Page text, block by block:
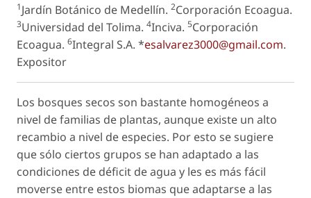
1Jardín Botánico de Medellín. 2Corporación Ecoagua.
3Universidad del Tolima. 4Inciva. 5Corporación
Ecoagua. 6Integral S.A. *esalvarez3000@gmail.com.
Expositor
Los bosques secos son bastante homogéneos a
nivel de familias de plantas, aunque existe un alto
recambio a nivel de especies. Por esto se sugiere
que sólo ciertos grupos se han adaptado a las
condiciones de déficit de agua y les es más fácil
moverse entre estos biomas que adaptarse a las